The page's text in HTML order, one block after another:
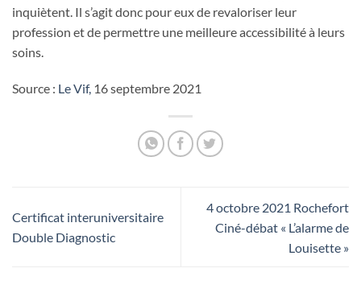
inquiètent. Il s’agit donc pour eux de revaloriser leur
profession et de permettre une meilleure accessibilité à leurs
soins.
Source : Le Vif, 16 septembre 2021
Certificat interuniversitaire
Double Diagnostic
4 octobre 2021 Rochefort
Ciné-débat « L’alarme de
Louisette »